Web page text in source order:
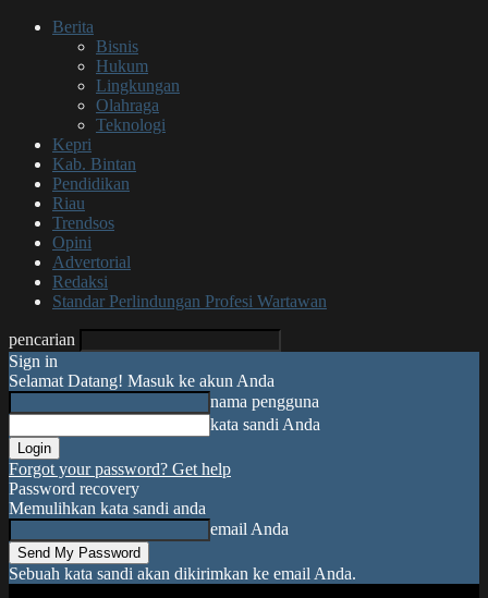
Berita
Bisnis
Hukum
Lingkungan
Olahraga
Teknologi
Kepri
Kab. Bintan
Pendidikan
Riau
Trendsos
Opini
Advertorial
Redaksi
Standar Perlindungan Profesi Wartawan
pencarian
Sign in
Selamat Datang! Masuk ke akun Anda
nama pengguna
kata sandi Anda
Forgot your password? Get help
Password recovery
Memulihkan kata sandi anda
email Anda
Sebuah kata sandi akan dikirimkan ke email Anda.